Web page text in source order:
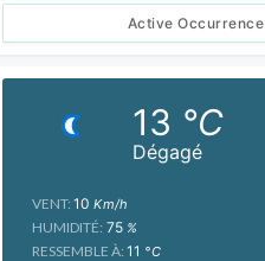
Active Occurrence
Dégagé
13 °C
VENT: 10 Km/h
HUMIDITÉ: 75%
RESSEMBLE À: 11 °C